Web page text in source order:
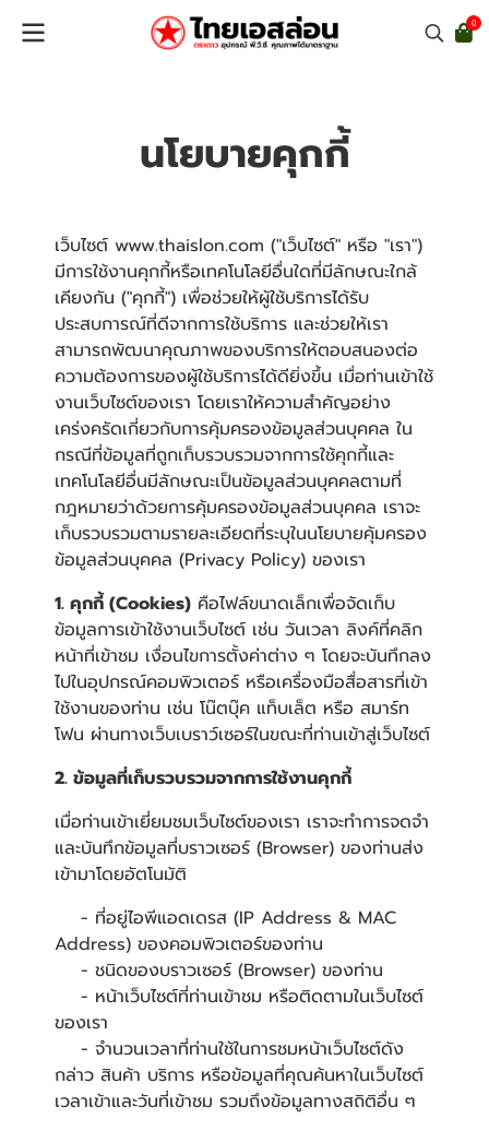
0
นโยบายคุกกี้
เว็บไซต์ www.thaislon.com ("เว็บไซต์" หรือ "เรา")
มีการใช้งานคุกกี้หรือเทคโนโลยีอื่นใดที่มีลักษณะใกล้
เคียงกัน ("คุกกี้") เพื่อช่วยให้ผู้ใช้บริการได้รับ
ประสบการณ์ที่ดีจากการใช้บริการ และช่วยให้เรา
สามารถพัฒนาคุณภาพของบริการให้ตอบสนองต่อ
ความต้องการของผู้ใช้บริการได้ดียิ่งขึ้น เมื่อท่านเข้าใช้
งานเว็บไซต์ของเรา โดยเราให้ความสำคัญอย่าง
เคร่งครัดเกี่ยวกับการคุ้มครองข้อมูลส่วนบุคคล ใน
กรณีที่ข้อมูลที่ถูกเก็บรวบรวมจากการใช้คุกกี้และ
เทคโนโลยีอื่นมีลักษณะเป็นข้อมูลส่วนบุคคลตามที่
กฎหมายว่าด้วยการคุ้มครองข้อมูลส่วนบุคคล เราจะ
เก็บรวบรวมตามรายละเอียดที่ระบุในนโยบายคุ้มครอง
ข้อมูลส่วนบุคคล (Privacy Policy) ของเรา
1. คุกกี้ (Cookies) คือไฟล์ขนาดเล็กเพื่อจัดเก็บ
ข้อมูลการเข้าใช้งานเว็บไซต์ เช่น วันเวลา ลิงค์ที่คลิก
หน้าที่เข้าชม เงื่อนไขการตั้งค่าต่าง ๆ โดยจะบันทึกลง
ไปในอุปกรณ์คอมพิวเตอร์ หรือเครื่องมือสื่อสารที่เข้า
ใช้งานของท่าน เช่น โน๊ตบุ๊ค แท็บเล็ต หรือ สมาร์ท
โฟน ผ่านทางเว็บเบราว์เซอร์ในขณะที่ท่านเข้าสู่เว็บไซต์
2. ข้อมูลที่เก็บรวบรวมจากการใช้งานคุกกี้
เมื่อท่านเข้าเยี่ยมชมเว็บไซต์ของเรา เราจะทำการจดจำ
และบันทึกข้อมูลที่บราวเซอร์ (Browser) ของท่านส่ง
เข้ามาโดยอัตโนมัติ
- ที่อยู่ไอพีแอดเดรส (IP Address & MAC
Address) ของคอมพิวเตอร์ของท่าน
- ชนิดของบราวเซอร์ (Browser) ของท่าน
- หน้าเว็บไซต์ที่ท่านเข้าชม หรือติดตามในเว็บไซต์
ของเรา
- จำนวนเวลาที่ท่านใช้ในการชมหน้าเว็บไซต์ดัง
กล่าว สินค้า บริการ หรือข้อมูลที่คุณค้นหาในเว็บไซต์
เวลาเข้าและวันที่เข้าชม รวมถึงข้อมูลทางสถิติอื่น ๆ